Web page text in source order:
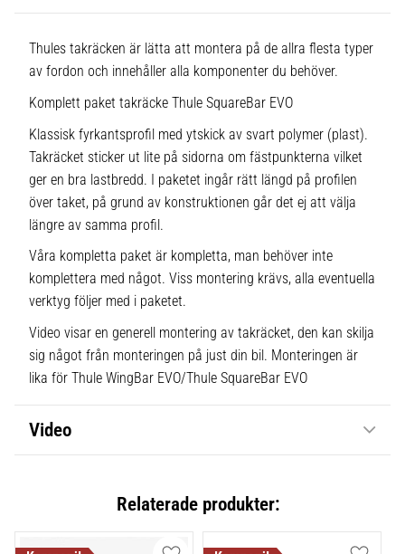
Thules takräcken är lätta att montera på de allra flesta typer
av fordon och innehåller alla komponenter du behöver.
Komplett paket takräcke Thule SquareBar EVO
Klassisk fyrkantsprofil med ytskick av svart polymer (plast).
Takräcket sticker ut lite på sidorna om fästpunkterna vilket
ger en bra lastbredd. I paketet ingår rätt längd på profilen
över taket, på grund av konstruktionen går det ej att välja
längre av samma profil.
Våra kompletta paket är kompletta, man behöver inte
komplettera med något. Viss montering krävs, alla eventuella
verktyg följer med i paketet.
Video visar en generell montering av takräcket, den kan skilja
sig något från monteringen på just din bil. Monteringen är
lika för Thule WingBar EVO/Thule SquareBar EVO
Video
Relaterade produkter: